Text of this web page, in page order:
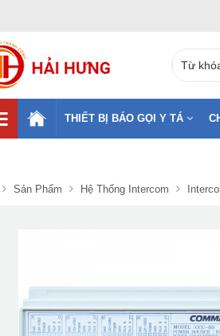
THIẾT BỊ BÁO GỌI Y TÁ
Sản Phẩm Hệ Thống Intercom